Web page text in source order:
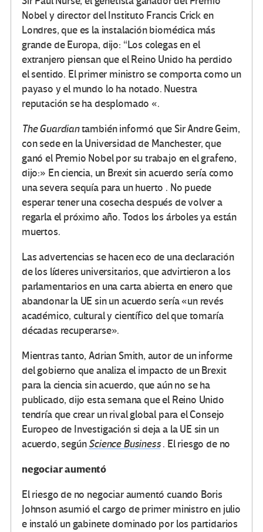
Nobel y director del Instituto Francis Crick en
Londres, que es la instalación biomédica más
grande de Europa, dijo: “Los colegas en el
extranjero piensan que el Reino Unido ha perdido
el sentido. El primer ministro se comporta como un
payaso y el mundo lo ha notado. Nuestra
reputación se ha desplomado «.
The Guardiantambién informó que Sir Andre Geim,
con sede en la Universidad de Manchester, que
ganó el Premio Nobel por su trabajo en el grafeno,
dijo:» En ciencia, un Brexit sin acuerdo sería como
una severa sequía para un huerto . No puede
esperar tener una cosecha después de volver a
regarla el próximo año. Todos los árboles ya están
muertos.
Las advertencias se hacen eco de una declaración
de los líderes universitarios, que advirtieron a los
parlamentarios en una carta abierta en enero que
abandonar la UE sin un acuerdo sería «un revés
académico, cultural y científico del que tomaría
décadas recuperarse».
Mientras tanto, Adrian Smith, autor de un informe
del gobierno que analiza el impacto de un Brexit
para la ciencia sin acuerdo, que aún no se ha
publicado, dijo esta semana que el Reino Unido
tendría que crear un rival global para el Consejo
Europeo de Investigación si deja a la UE sin un
acuerdo, segúnScience Business. El riesgo de no
negociar aumentó
El riesgo de no negociar aumentó cuando Boris
Johnson asumió el cargo de primer ministro en julio
e instaló un gabinete dominado por los partidarios